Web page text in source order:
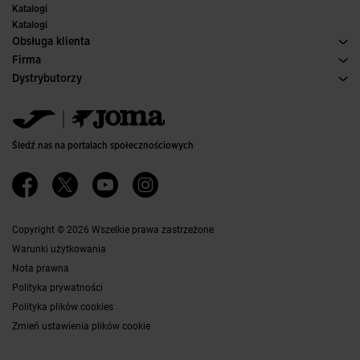
Komitety i federacje
Wydania specjalne
Katalogi
Katalogi
Obsługa klienta
Warunki Zakupu
Transport i dostawa
Najczęściej zadawane pytania
Firma
Historia
Kanał etyczny
Polityka jakości i ochrony środowiska
Pracuj z Nami
Ethics Channel
Dystrybutorzy
Jomanet
Obszar marketingu
Skontaktuj się
Śledź nas na portalach społecznościowych
Copyright © 2026 Wszelkie prawa zastrzeżone
Warunki użytkowania
Nota prawna
Polityka prywatności
Polityka plików cookies
Zmień ustawienia plików cookie